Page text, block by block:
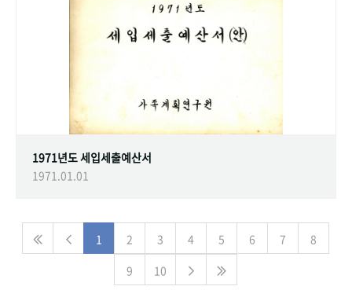
1971년도 세입세출예산서
1971.01.01
1 2 3 4 5 6 7
8
9
10